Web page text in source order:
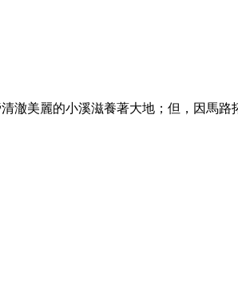
澈美麗的小溪滋養著大地；但，因馬